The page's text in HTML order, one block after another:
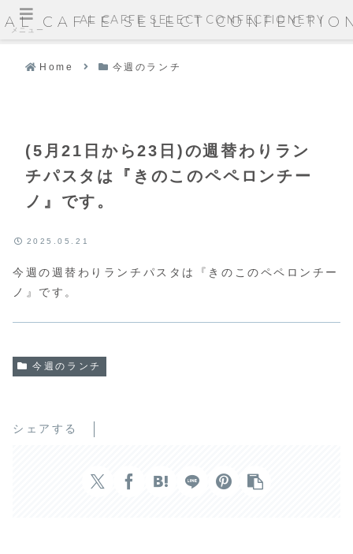
AL CAFFE SELECT
Home 今週のランチ
(5月21日から23日)の週替わりラン
チパスタは『きのこのペペロンチー
ノ』です。
2025.05.21
今週の週替わりランチパスタは『きのこのペペロンチー
ノ』です。
今週のランチ
シェアする
メニュー
AL CAFFE SELECT CONFECTIONERY